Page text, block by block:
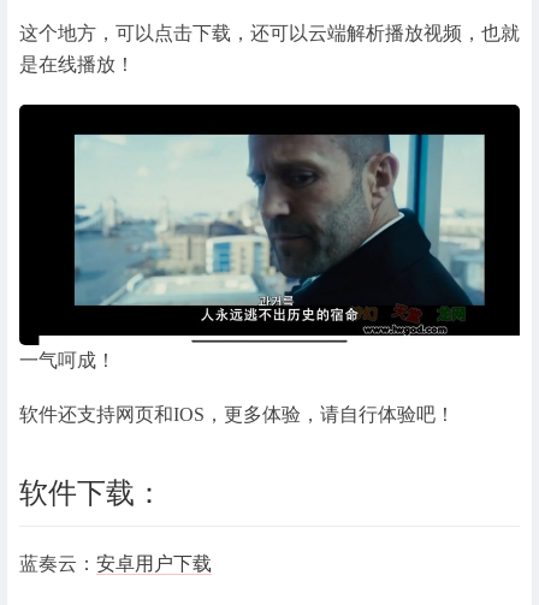
这个地方，可以点击下载，还可以云端解析播放视频，也就
是在线播放！
一气呵成！
软件还支持网页和IOS，更多体验，请自行体验吧！
软件下载：
蓝奏云： 安卓用户下载